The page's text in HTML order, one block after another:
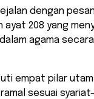
dengan
ayat 208 yang
agama secara
empat pilar
sesuai